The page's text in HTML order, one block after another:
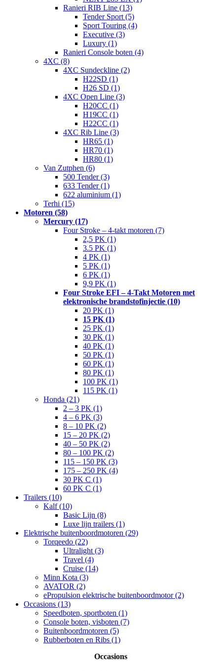
Ranieri RIB Line (13)
Tender Sport (5)
Sport Touring (4)
Executive (3)
Luxury (1)
Ranieri Console boten (4)
4XC (8)
4XC Sundeckline (2)
H22SD (1)
H26 SD (1)
4XC Open Line (3)
H20CC (1)
H19CC (1)
H22CC (1)
4XC Rib Line (3)
HR65 (1)
HR70 (1)
HR80 (1)
Van Zutphen (6)
500 Tender (3)
633 Tender (1)
622 aluminium (1)
Terhi (15)
Motoren (58)
Mercury (17)
Four Stroke – 4-takt motoren (7)
2,5 PK (1)
3.5 PK (1)
4 PK (1)
5 PK (1)
6 PK (1)
9,9 PK (1)
Four Stroke EFI – 4-Takt Motoren met
elektronische brandstofinjectie (10)
20 PK (1)
15 PK (1)
25 PK (1)
30 PK (1)
40 PK (1)
50 PK (1)
60 PK (1)
80 PK (1)
100 PK (1)
115 PK (1)
Honda (21)
2 – 3 PK (1)
4 – 6 PK (3)
8 – 10 PK (2)
15 – 20 PK (2)
40 – 50 PK (2)
80 – 100 PK (2)
115 – 150 PK (3)
175 – 250 PK (4)
30 PK C (1)
60 PK C (1)
Trailers (10)
Kalf (10)
Basic Lijn (8)
Luxe lijn trailers (1)
Elektrische buitenboordmotoren (29)
Torqeedo (22)
Ultralight (3)
Travel (4)
Cruise (14)
Minn Kota (3)
AVATOR (2)
ePropulsion elektrische buitenboordmotor (2)
Occasions (13)
Speedboten, sportboten (1)
Console boten, visboten (7)
Buitenboordmotoren (5)
Rubberboten en Ribs (1)
Occasions